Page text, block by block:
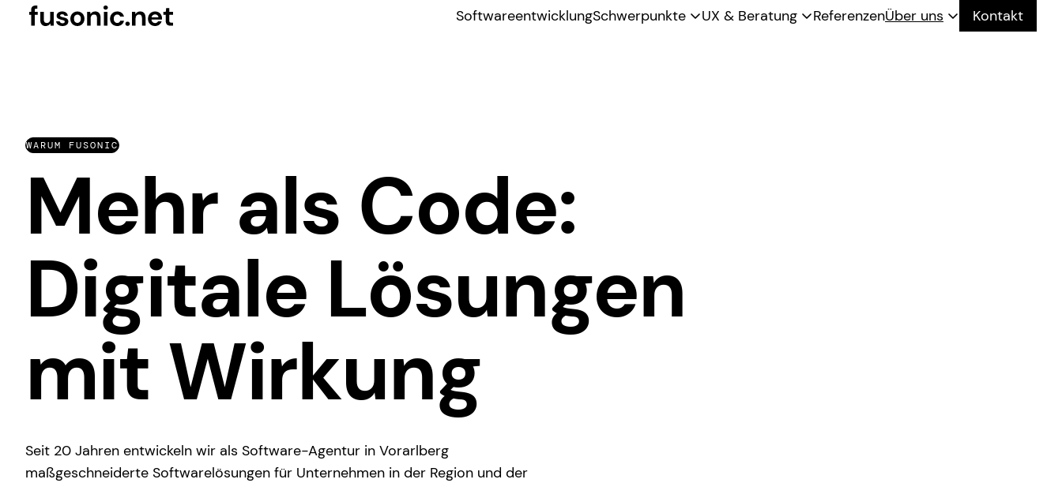
SoftwareentwicklungSchwerpunkte UX & Beratung ReferenzenÜber uns Kontakt
WARUM FUSONIC
Mehr als Code:
Digitale Lösungen
mit Wirkung
Seit 20 Jahren entwickeln wir als Software-Agentur in Vorarlberg
maßgeschneiderte Softwarelösungen für Unternehmen in der Region und der